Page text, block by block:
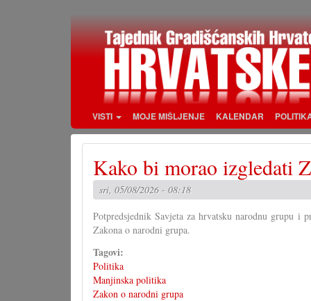
VISTI MOJE MIŠLJENJE KALENDAR
Kako bi morao izgledati
sri, 05/08/2026 - 08:18
Potpredsjednik Savjeta za hrvatsku narodnu grupu i
Zakona o narodni grupa.
Tagovi:
Politika
Manjinska politika
Zakon o narodni grupa